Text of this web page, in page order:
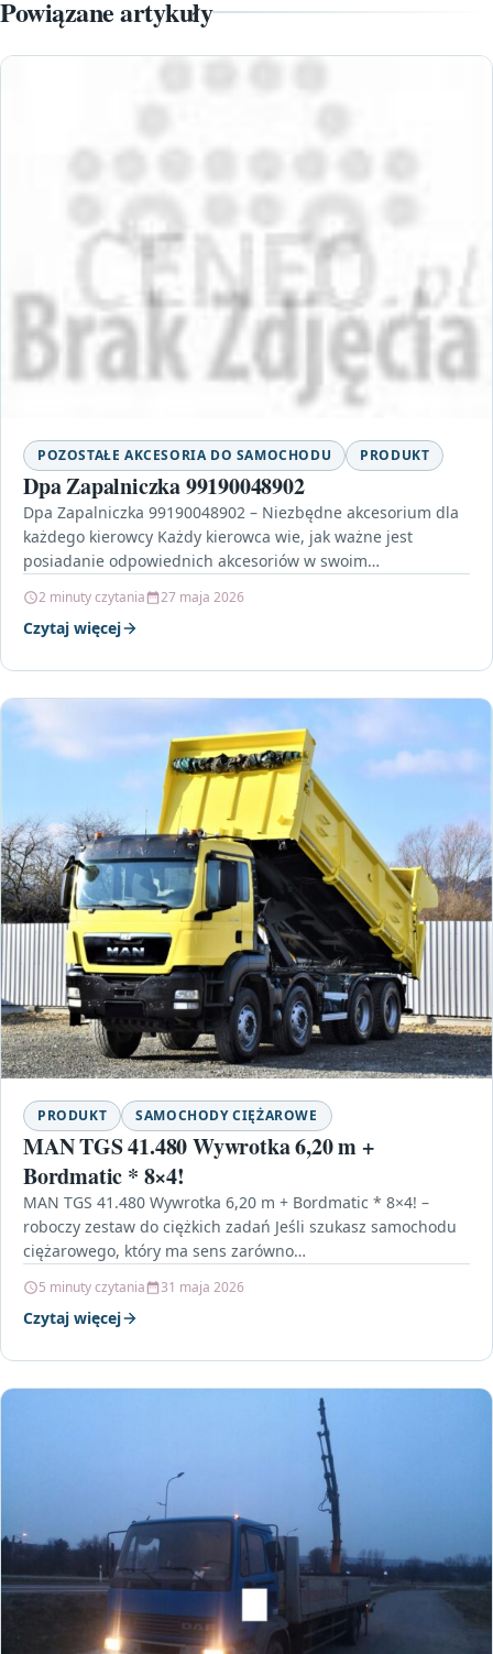
Powiązane artykuły
POZOSTAŁE AKCESORIA DO SAMOCHODU PRODUKT
Dpa Zapalniczka 99190048902
Dpa Zapalniczka 99190048902 – Niezbędne akcesorium dla
każdego kierowcy Każdy kierowca wie, jak ważne jest
posiadanie odpowiednich akcesoriów w swoim
2 minuty czytania 27 maja 2026
Czytaj więcej
PRODUKT SAMOCHODY CIĘŻAROWE
MAN TGS 41.480 Wywrotka 6,20 m +
Bordmatic * 8×4!
MAN TGS 41.480 Wywrotka 6,20 m + Bordmatic * 8×4! –
roboczy zestaw do ciężkich zadań Jeśli szukasz samochodu
ciężarowego, który ma sens zarówno…
5 minuty czytania 31 maja 2026
Czytaj więcej